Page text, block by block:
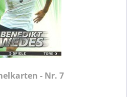
- Nr. 7